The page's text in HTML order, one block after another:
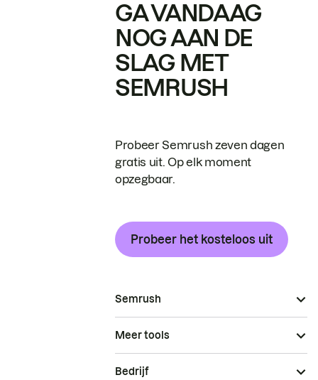
GA VANDAAG
NOG AAN DE
SLAG MET
SEMRUSH
Probeer Semrush zeven dagen
gratis uit. Op elk moment
opzegbaar.
Probeer het kosteloos uit
Semrush
Meer tools
Bedrijf